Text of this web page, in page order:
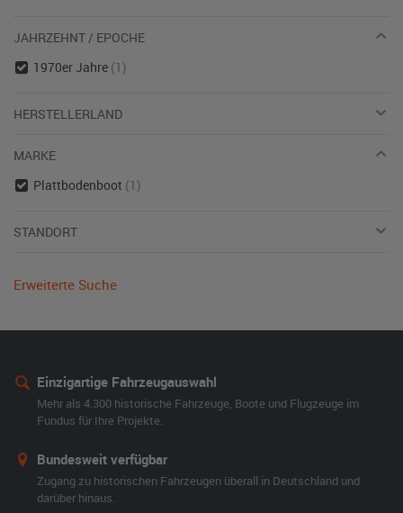
JAHRZEHNT / EPOCHE
1970er Jahre (1)
HERSTELLERLAND
MARKE
Plattbodenboot (1)
STANDORT
Erweiterte Suche
Einzigartige Fahrzeugauswahl
Mehr als 4.300 historische Fahrzeuge, Boote und Flugzeuge im
Fundus für Ihre Projekte.
Bundesweit verfügbar
Zugang zu historischen Fahrzeugen überall in Deutschland und
darüber hinaus.